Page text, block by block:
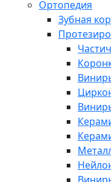
Ортопедия
Зубная